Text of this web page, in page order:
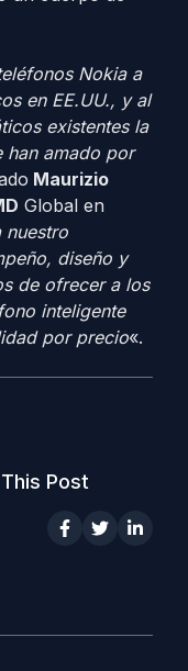
Nokia a
en EE.UU., y al
existentes la
han amado por
Maurizio
Global en
nuestro
diseño y
de ofrecer a los
inteligente
por precio«.
Post